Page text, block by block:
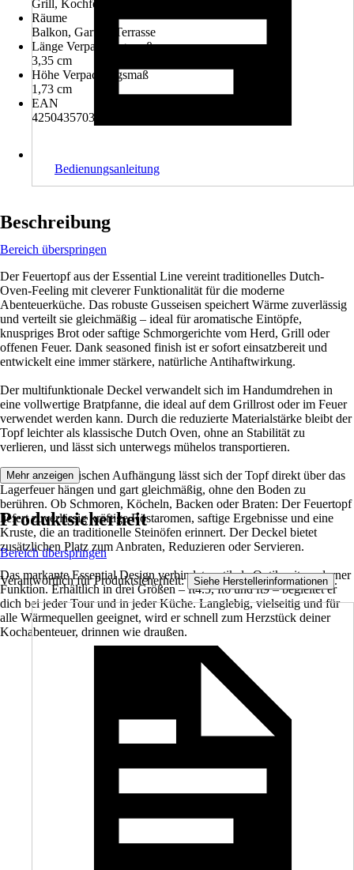
Grill, Kochfeld
Räume
Balkon, Garten, Terrasse
Länge Verpackungsmaß
3,35 cm
Höhe Verpackungsmaß
1,73 cm
EAN
4250435703519
Bedienungsanleitung
Beschreibung
Bereich überspringen
Der Feuertopf aus der Essential Line vereint traditionelles Dutch-
Oven-Feeling mit cleverer Funktionalität für die moderne
Abenteuerküche. Das robuste Gusseisen speichert Wärme zuverlässig
und verteilt sie gleichmäßig – ideal für aromatische Eintöpfe,
knuspriges Brot oder saftige Schmorgerichte vom Herd, Grill oder
offenen Feuer. Dank seasoned finish ist er sofort einsatzbereit und
entwickelt eine immer stärkere, natürliche Antihaftwirkung.
Der multifunktionale Deckel verwandelt sich im Handumdrehen in
eine vollwertige Bratpfanne, die ideal auf dem Grillrost oder im Feuer
verwendet werden kann. Durch die reduzierte Materialstärke bleibt der
Topf leichter als klassische Dutch Oven, ohne an Stabilität zu
verlieren, und lässt sich unterwegs mühelos transportieren.
Mit seiner praktischen Aufhängung lässt sich der Topf direkt über das
Lagerfeuer hängen und gart gleichmäßig, ohne den Boden zu
berühren. Ob Schmoren, Köcheln, Backen oder Braten: Der Feuertopf
liefert zuverlässig kräftige Röstaromen, saftige Ergebnisse und eine
Kruste, die an traditionelle Steinöfen erinnert. Der Deckel bietet
zusätzlichen Platz zum Anbraten, Reduzieren oder Servieren.
Das markante Essential Design verbindet rustikale Optik mit moderner
Funktion. Erhältlich in drei Größen – ft4.5, ft6 und ft9 – begleitet er
dich bei jeder Tour und in jeder Küche. Langlebig, vielseitig und für
alle Wärmequellen geeignet, wird er schnell zum Herzstück deiner
Kochabenteuer, drinnen wie draußen.
Mehr anzeigen
Produktsicherheit
Bereich überspringen
Verantwortlich für Produktsicherheit: Siehe Herstellerinformationen .